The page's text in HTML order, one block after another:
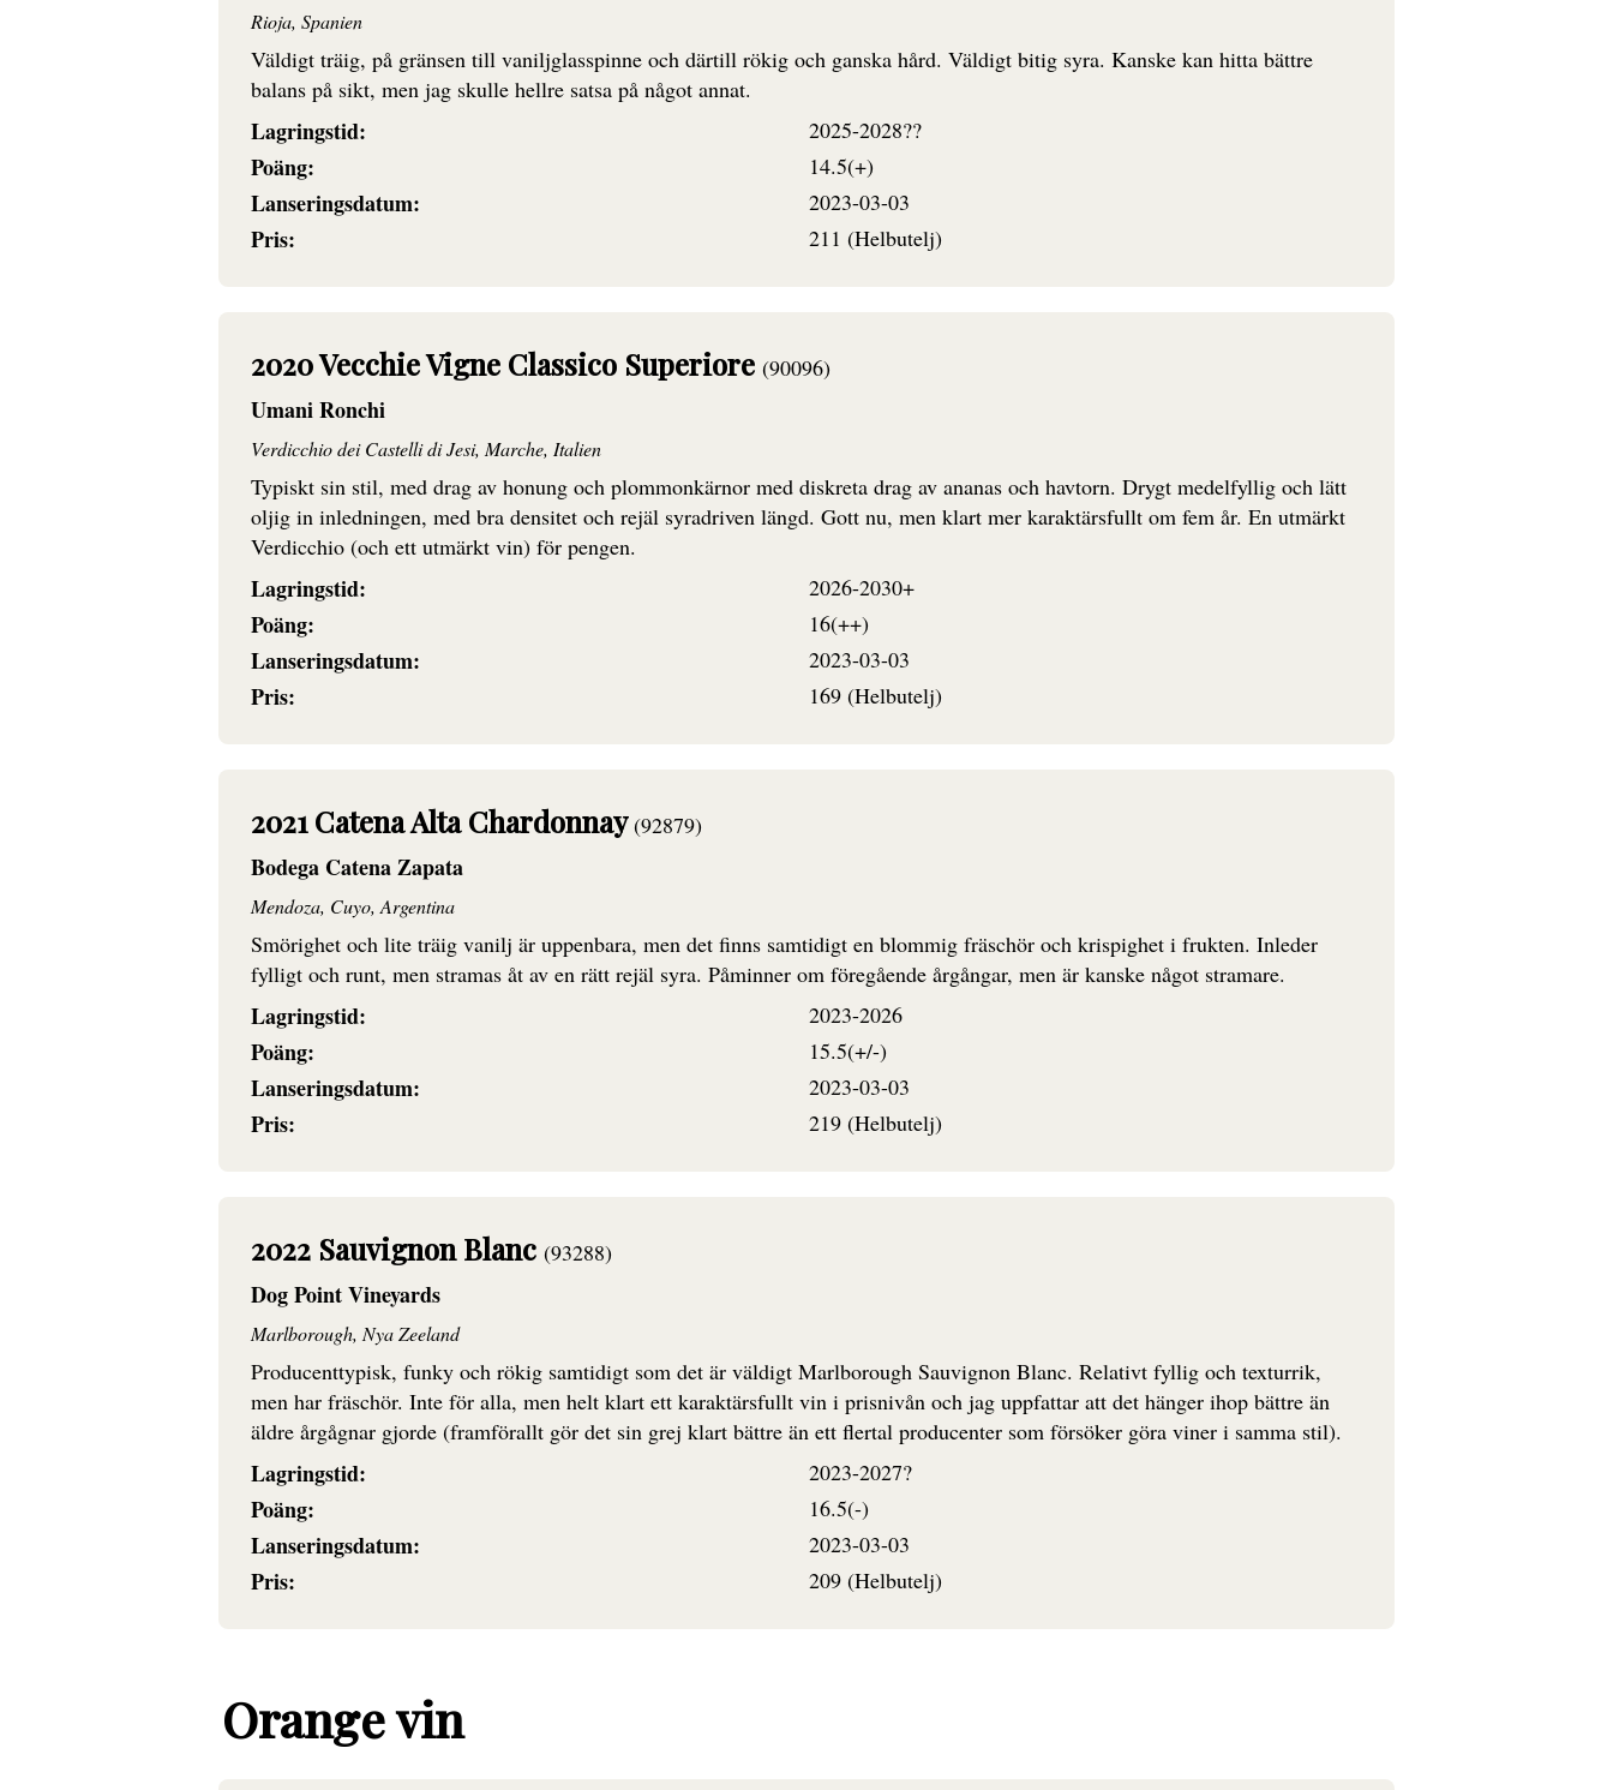
Rioja, Spanien
Väldigt träig, på gränsen till vaniljglasspinne och därtill rökig och ganska hård. Väldigt bitig syra. Kanske kan hitta bättre
balans på sikt, men jag skulle hellre satsa på något annat.
Lagringstid: 2025-2028??
Poäng: 14.5(+)
Lanseringsdatum: 2023-03-03
Pris: 211 (Helbutelj)
2020 Vecchie Vigne Classico Superiore (90096)
Umani Ronchi
Verdicchio dei Castelli di Jesi, Marche, Italien
Typiskt sin stil, med drag av honung och plommonkärnor med diskreta drag av ananas och havtorn. Drygt medelfyllig och lätt
oljig in inledningen, med bra densitet och rejäl syradriven längd. Gott nu, men klart mer karaktärsfullt om fem år. En utmärkt
Verdicchio (och ett utmärkt vin) för pengen.
Lagringstid: 2026-2030+
Poäng: 16(++)
Lanseringsdatum: 2023-03-03
Pris: 169 (Helbutelj)
2021 Catena Alta Chardonnay(92879)
Bodega Catena Zapata
Mendoza, Cuyo, Argentina
Smörighet och lite träig vanilj är uppenbara, men det finns samtidigt en blommig fräschör och krispighet i frukten. Inleder
fylligt och runt, men stramas åt av en rätt rejäl syra. Påminner om föregående årgångar, men är kanske något stramare.
Lagringstid: 2023-2026
Poäng: 15.5(+/-)
Lanseringsdatum: 2023-03-03
Pris: 219 (Helbutelj)
2022 Sauvignon Blanc (93288)
Dog Point Vineyards
Marlborough, Nya Zeeland
Producenttypisk, funky och rökig samtidigt som det är väldigt Marlborough Sauvignon Blanc. Relativt fyllig och texturrik,
men har fräschör. Inte för alla, men helt klart ett karaktärsfullt vin i prisnivån och jag uppfattar att det hänger ihop bättre än
äldre årgågnar gjorde (framförallt gör det sin grej klart bättre än ett flertal producenter som försöker göra viner i samma stil).
Lagringstid: 2023-2027?
Poäng: 16.5(-)
Lanseringsdatum: 2023-03-03
Pris: 209 (Helbutelj)
Orange vin